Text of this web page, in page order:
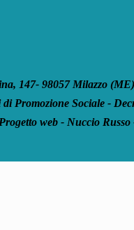
147- 98057 Milazzo
Promozione Sociale -
Progetto web - Nuccio